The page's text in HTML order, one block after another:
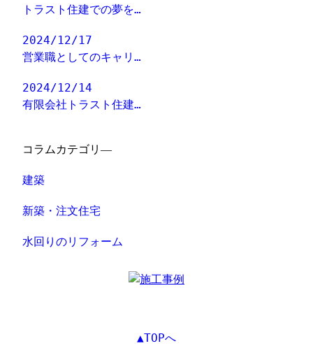
トラスト住建での夢を…
2024/12/17
営業職としてのキャリ…
2024/12/14
有限会社トラスト住建…
コラムカテゴリ―
建築
新築・注文住宅
水回りのリフォーム
▲TOPへ